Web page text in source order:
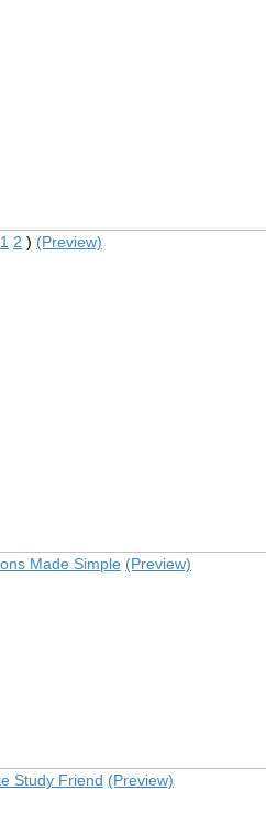
1 2 ) (Preview)
Made Simple (Preview)
Study Friend (Preview)